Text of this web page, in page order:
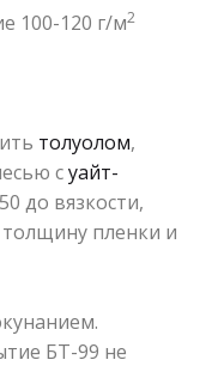
100-120 г/м2
толуолом,
суайт-
до вязкости,
пленки и
БТ-99 не